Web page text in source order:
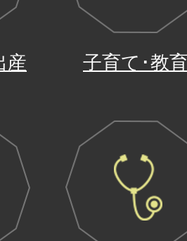
光パンフレット作
日
ノコにご注意くださ
産 子育て･教